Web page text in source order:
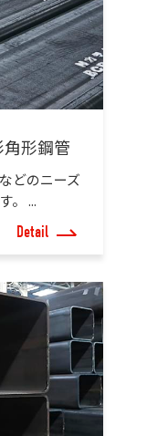
形鋼管
どのニーズ
。 ...
Detail